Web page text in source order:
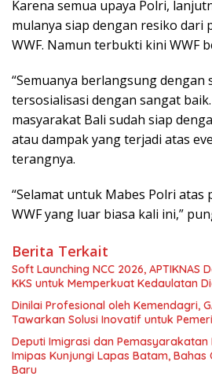
Karena semua upaya Polri,
mulanya siap dengan resiko dari
WWF. Namun terbukti kini WWF
“Semuanya berlangsung dengan
tersosialisasi dengan sangat
masyarakat Bali sudah siap
atau dampak yang terjadi atas
terangnya.
“Selamat untuk Mabes Polri atas
WWF yang luar biasa kali ini,”
Berita Terkait
Soft Launching NCC 2026, APTIKNAS
KKS untuk Memperkuat Kedaulatan
Dinilai Profesional oleh Kemendagri,
Tawarkan Solusi Inovatif untuk
Deputi Imigrasi dan Pemasyarakatan
Imipas Kunjungi Lapas Batam, Bahas
Baru